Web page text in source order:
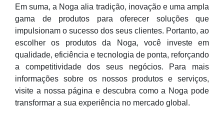
Em suma, a Noga alia tradição, inovação e uma ampla
gama de produtos para oferecer soluções que
impulsionam o sucesso dos seus clientes. Portanto, ao
escolher os produtos da Noga, você investe em
qualidade, eficiência e tecnologia de ponta, reforçando
a competitividade dos seus negócios. Para mais
informações sobre os nossos produtos e serviços,
visite a nossa página e descubra como a Noga pode
transformar a sua experiência no mercado global.